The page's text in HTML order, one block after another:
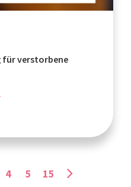
für verstorbene
4 5 15